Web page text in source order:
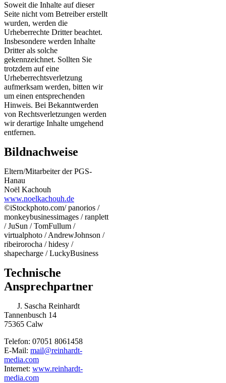
Soweit die Inhalte auf dieser
Seite nicht vom Betreiber erstellt
wurden, werden die
Urheberrechte Dritter beachtet.
Insbesondere werden Inhalte
Dritter als solche
gekennzeichnet. Sollten Sie
trotzdem auf eine
Urheberrechtsverletzung
aufmerksam werden, bitten wir
um einen entsprechenden
Hinweis. Bei Bekanntwerden
von Rechtsverletzungen werden
wir derartige Inhalte umgehend
entfernen.
Bildnachweise
Eltern/Mitarbeiter der PGS-
Hanau
Noël Kachouh
www.noelkachouh.de
©iStockphoto.com/ panorios /
monkeybusinessimages / ranplett
/ JuSun / TomFullum /
virtualphoto / AndrewJohnson /
ribeirorocha / hidesy /
shapecharge / LuckyBusiness
Technische
Ansprechpartner
J. Sascha Reinhardt
Tannenbusch 14
75365 Calw
Telefon: 07051 8061458
E-Mail: mail@reinhardt-
media.com
Internet: www.reinhardt-
media.com